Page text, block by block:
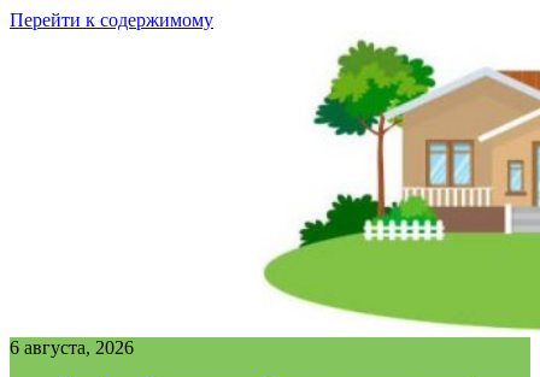
Перейти к содержимому
6 августа, 2026